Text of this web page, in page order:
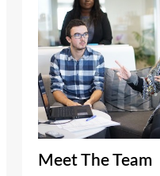
Meet The Team